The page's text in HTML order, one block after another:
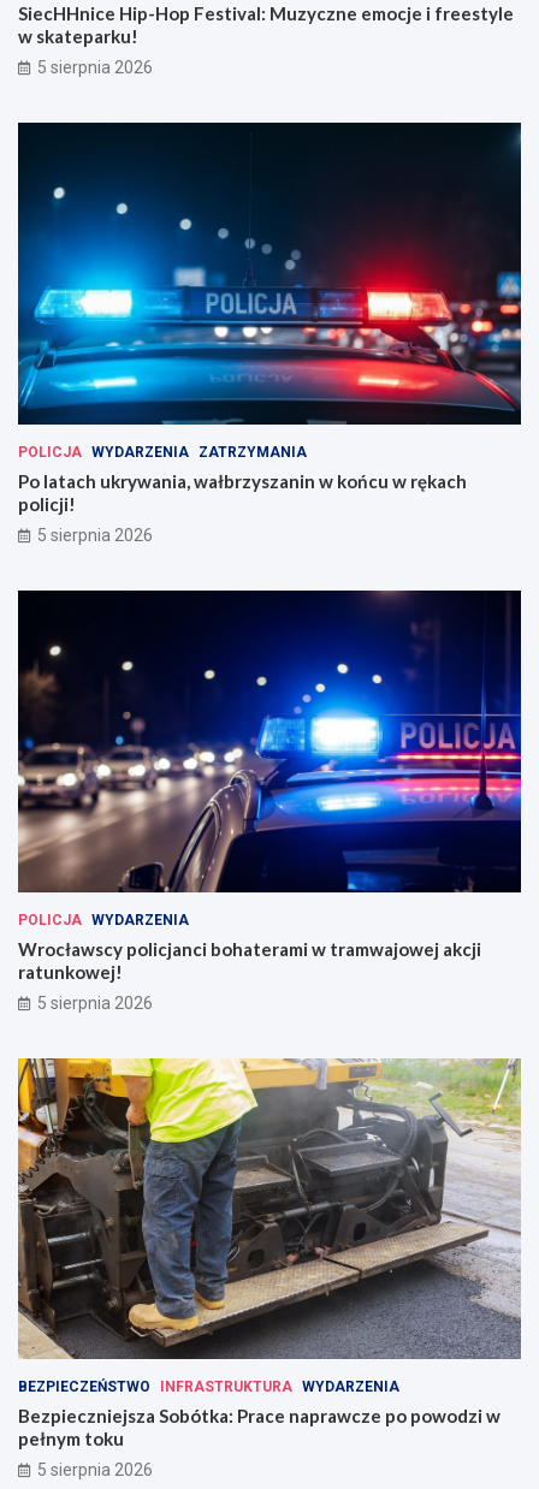
SiecHHnice Hip-Hop Festival: Muzyczne emocje i freestyle
w skateparku!
5 sierpnia 2026
POLICJA WYDARZENIA ZATRZYMANIA
Po latach ukrywania, wałbrzyszanin w końcu w rękach
policji!
5 sierpnia 2026
POLICJA WYDARZENIA
Wrocławscy policjanci bohaterami w tramwajowej akcji
ratunkowej!
5 sierpnia 2026
BEZPIECZEŃSTWO INFRASTRUKTURA WYDARZENIA
Bezpieczniejsza Sobótka: Prace naprawcze po powodzi w
pełnym toku
5 sierpnia 2026